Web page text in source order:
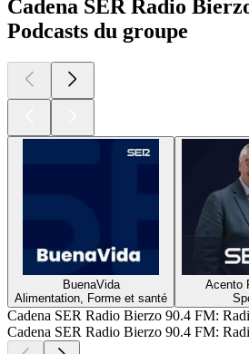
Cadena SER Radio
Podcasts du groupe
BuenaVida
Alimentation, Forme et santé
Acento
Cadena SER Radio Bierzo 90.4 FM:
Cadena SER Radio Bierzo 90.4 FM: